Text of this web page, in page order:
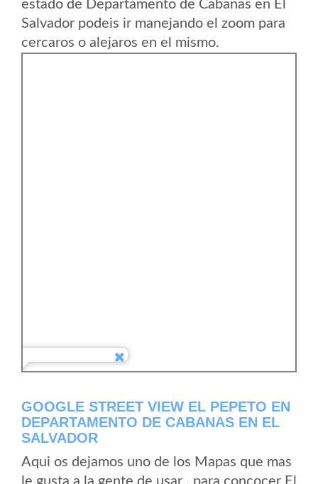
estado de Departamento de Cabanas en El
Salvador podeis ir manejando el zoom para
cercaros o alejaros en el mismo.
GOOGLE STREET VIEW EL PEPETO EN
DEPARTAMENTO DE CABANAS EN EL
SALVADOR
Aqui os dejamos uno de los Mapas que mas
le gusta a la gente de usar , para concocer El